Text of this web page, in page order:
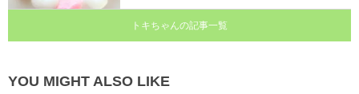
トキちゃんの記事一覧
YOU MIGHT ALSO LIKE